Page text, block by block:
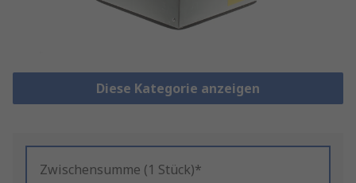
Diese Kategorie anzeigen
Zwischensumme (1 Stück)*